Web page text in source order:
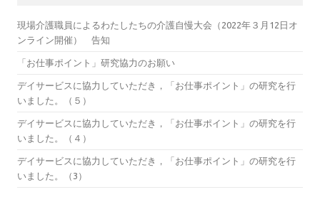
現場介護職員によるわたしたちの介護自慢大会（2022年３月12日オ
ンライン開催） 告知
「お仕事ポイント」研究協力のお願い
デイサービスに協力していただき，「お仕事ポイント」の研究を行
いました。（５）
デイサービスに協力していただき，「お仕事ポイント」の研究を行
いました。（４）
デイサービスに協力していただき，「お仕事ポイント」の研究を行
いました。（3）